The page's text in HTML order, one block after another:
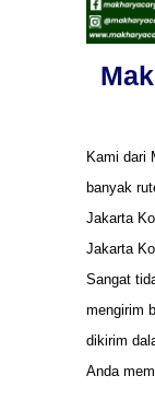
Kami dari
banyak
Jakarta
Jakarta
Sangat
mengirim
dikirim
Anda